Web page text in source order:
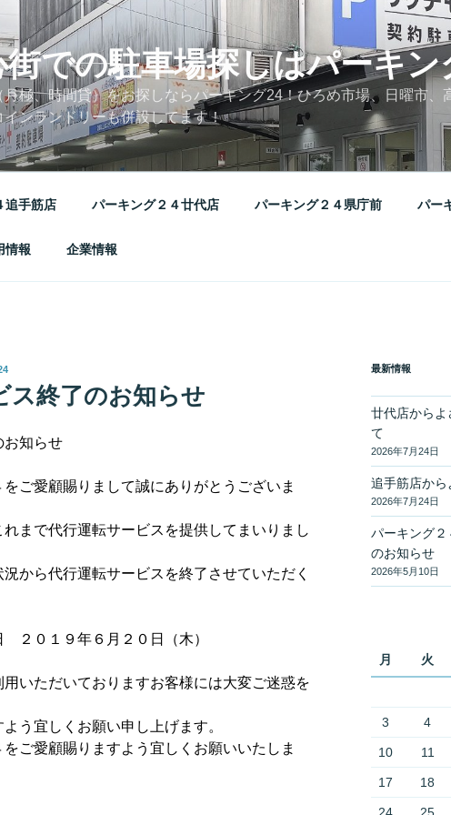
での駐車場探しはパーキン
極、時間貸）をお探しならパーキング24！ひろめ市場、日曜市、
ンランドリーも併設してます！
追手筋店 パーキング２４廿代店 パーキング２４県庁前 パー
情報 企業情報
ス終了のお知らせ
お知らせ
ご愛顧賜りまして誠にありがとうございま
まで代行運転サービスを提供してまいりまし
から代行運転サービスを終了させていただく
２０１９年６月２０日（木）
いただいておりますお客様には大変ご迷惑を
う宜しくお願い申し上げます。
ご愛顧賜りますよう宜しくお願いいたしま
最新情報
廿代店から
て
2026年7月24日
追手筋店か
2026年7月24日
パーキング
のお知らせ
2026年5月10日
月
火
3 4
10 11
17 18